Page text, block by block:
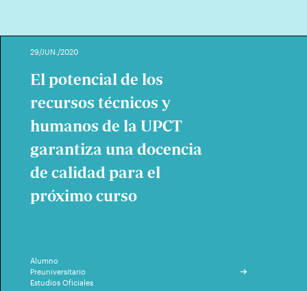
29/JUN./2020
El potencial de los
recursos técnicos y
humanos de la UPCT
garantiza una docencia
de calidad para el
próximo curso
Alumno
Preuniversitario
Estudios Oficiales